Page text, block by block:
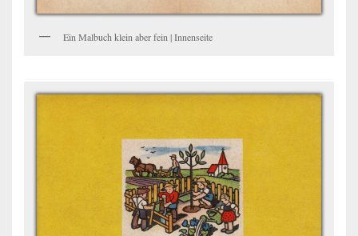
Ein Malbuch klein aber fein | Innenseite